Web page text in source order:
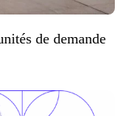
de demande